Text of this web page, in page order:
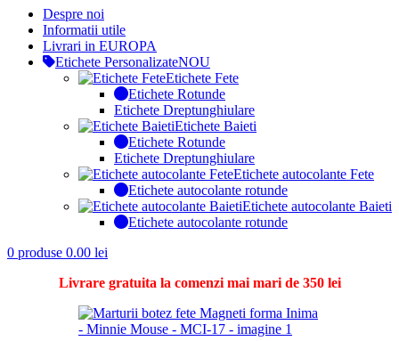
Despre noi
Informatii utile
Livrari in EUROPA
Etichete PersonalizateNOU
Etichete Fete
Etichete Rotunde
Etichete Dreptunghiulare
Etichete Baieti
Etichete Rotunde
Etichete Dreptunghiulare
Etichete autocolante Fete
Etichete autocolante rotunde
Etichete autocolante Baieti
Etichete autocolante rotunde
0 produse 0.00 lei
Livrare gratuita la comenzi mai mari de 350 lei